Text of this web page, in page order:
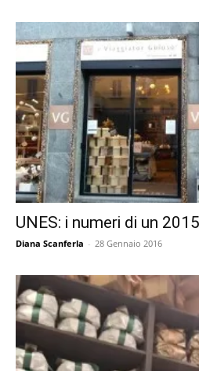
UNES: i numeri di un
Diana Scanferla - 28 Gennaio 2016